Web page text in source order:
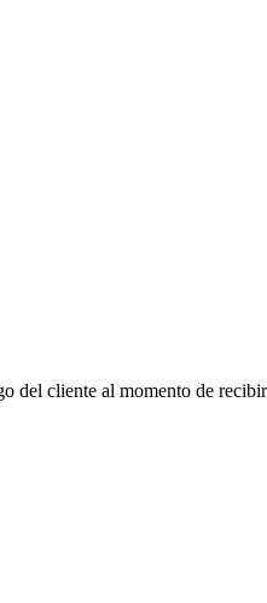
del cliente al momento de